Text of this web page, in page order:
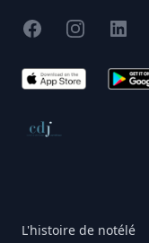
FacebookInstagram
X
App Store
Conseil de
L'histoire de notélé